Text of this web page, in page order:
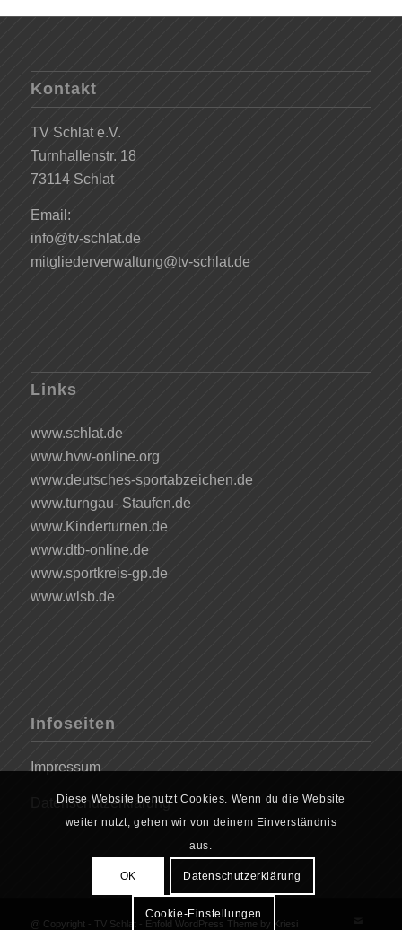
Kontakt
TV Schlat e.V.
Turnhallenstr. 18
73114 Schlat
Email:
info@tv-schlat.de
mitgliederverwaltung@tv-schlat.de
Links
www.schlat.de
www.hvw-online.org
www.deutsches-sportabzeichen.de
www.turngau- Staufen.de
www.Kinderturnen.de
www.dtb-online.de
www.sportkreis-gp.de
www.wlsb.de
Infoseiten
Impressum
Datenschutzerklärung
@ Copyright - TV Schlat - Enfold WordPress Theme by Kriesi
Diese Website benutzt Cookies. Wenn du die Website
weiter nutzt, gehen wir von deinem Einverständnis
aus.
OK Datenschutzerklärung
Cookie-Einstellungen